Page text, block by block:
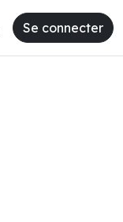
Se connecter